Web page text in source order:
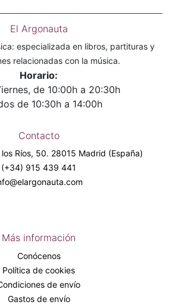
El Argonauta
especializada en libros, partituras y
relacionadas con la música.
Horario:
de 10:00h a 20:30h
de 10:30h a 14:00h
Contacto
Ríos, 50. 28015 Madrid (España)
(+34) 915 439 441
Más información
Conócenos
Política de cookies
de envío
Gastos de envío